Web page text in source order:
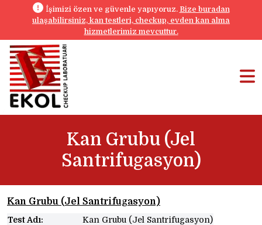
İşimizi özen ve güvenle yapıyoruz. Bize buradan
ulaşabilirsiniz, kan testleri, checkup, evden kan alma
hizmetlerimiz mevcuttur.
Kan Grubu (Jel
Santrifugasyon)
Kan Grubu (Jel Santrifugasyon)
Test Adı:
Kan Grubu (Jel Santrifugasyon)